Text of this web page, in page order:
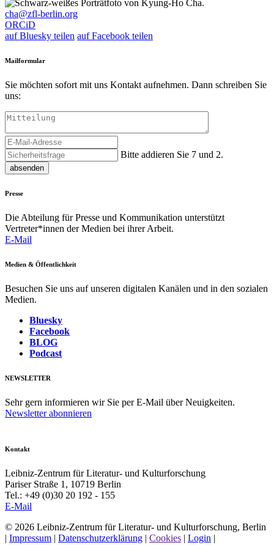
cha@zfl-berlin.org
ORCiD
auf Bluesky teilen auf Facebook teilen
Mailformular
Sie möchten sofort mit uns Kontakt aufnehmen. Dann schreiben Sie
uns:
Bitte addieren Sie 7 und 2.
absenden
Presse
Die Abteilung für Presse und Kommunikation unterstützt
Vertreter*innen der Medien bei ihrer Arbeit.
E-Mail
Medien & Öffentlichkeit
Besuchen Sie uns auf unseren digitalen Kanälen und in den sozialen
Medien.
Bluesky
Facebook
BLOG
Podcast
NEWSLETTER
Sehr gern informieren wir Sie per E-Mail über Neuigkeiten.
Newsletter abonnieren
Kontakt
Leibniz-Zentrum für Literatur- und Kulturforschung
Pariser Straße 1, 10719 Berlin
Tel.: +49 (0)30 20 192 - 155
E-Mail
© 2026 Leibniz-Zentrum für Literatur- und Kulturforschung, Berlin
| Impressum | Datenschutzerklärung | Cookies | Login |